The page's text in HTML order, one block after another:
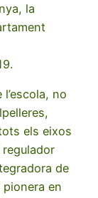
la
no
els eixos
de
en